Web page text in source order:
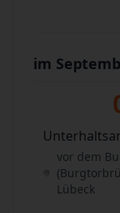
im
vor dem
Lübeck